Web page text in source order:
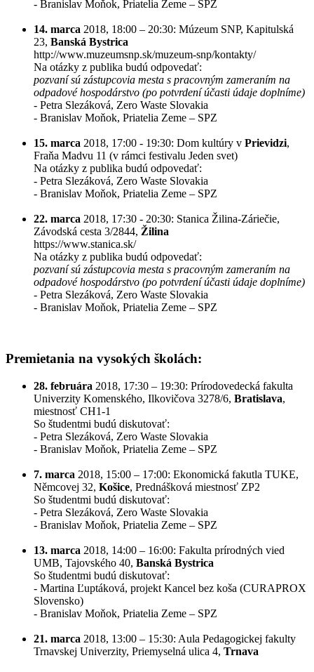
- Branislav Moňok, Priatelia Zeme – SPZ
14. marca 2018, 18:00 – 20:30: Múzeum SNP, Kapitulská
23, Banská Bystrica
http://www.muzeumsnp.sk/muzeum-snp/kontakty/
Na otázky z publika budú odpovedať:
pozvaní sú zástupcovia mesta s pracovným zameraním na
odpadové hospodárstvo (po potvrdení účasti údaje doplníme)
- Petra Slezáková, Zero Waste Slovakia
- Branislav Moňok, Priatelia Zeme – SPZ
15. marca 2018, 17:00 - 19:30: Dom kultúry v Prievidzi,
Fraňa Madvu 11 (v rámci festivalu Jeden svet)
Na otázky z publika budú odpovedať:
- Petra Slezáková, Zero Waste Slovakia
- Branislav Moňok, Priatelia Zeme – SPZ
22. marca 2018, 17:30 - 20:30: Stanica Žilina-Záriečie,
Závodská cesta 3/2844, Žilina
https://www.stanica.sk/
Na otázky z publika budú odpovedať:
pozvaní sú zástupcovia mesta s pracovným zameraním na
odpadové hospodárstvo (po potvrdení účasti údaje doplníme)
- Petra Slezáková, Zero Waste Slovakia
- Branislav Moňok, Priatelia Zeme – SPZ
Premietania na vysokých školách:
28. februára 2018, 17:30 – 19:30: Prírodovedecká fakulta
Univerzity Komenského, Ilkovičova 3278/6, Bratislava,
miestnosť CH1-1
So študentmi budú diskutovať:
- Petra Slezáková, Zero Waste Slovakia
- Branislav Moňok, Priatelia Zeme – SPZ
7. marca 2018, 15:00 – 17:00: Ekonomická fakutla TUKE,
Němcovej 32, Košice, Prednášková miestnosť ZP2
So študentmi budú diskutovať:
- Petra Slezáková, Zero Waste Slovakia
- Branislav Moňok, Priatelia Zeme – SPZ
13. marca 2018, 14:00 – 16:00: Fakulta prírodných vied
UMB, Tajovského 40, Banská Bystrica
So študentmi budú diskutovať:
- Martina Ľuptáková, projekt Kancel bez koša (CURAPROX
Slovensko)
- Branislav Moňok, Priatelia Zeme – SPZ
21. marca 2018, 13:00 – 15:30: Aula Pedagogickej fakulty
Trnavskej Univerzity, Priemyselná ulica 4, Trnava